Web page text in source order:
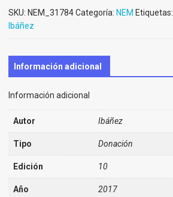
SKU: NEM_31784Categoría: NEM Etiquetas:
Ibáñez
Información adicional
Información adicional
Autor Ibáñez
Tipo Donación
Edición 10
Año 2017